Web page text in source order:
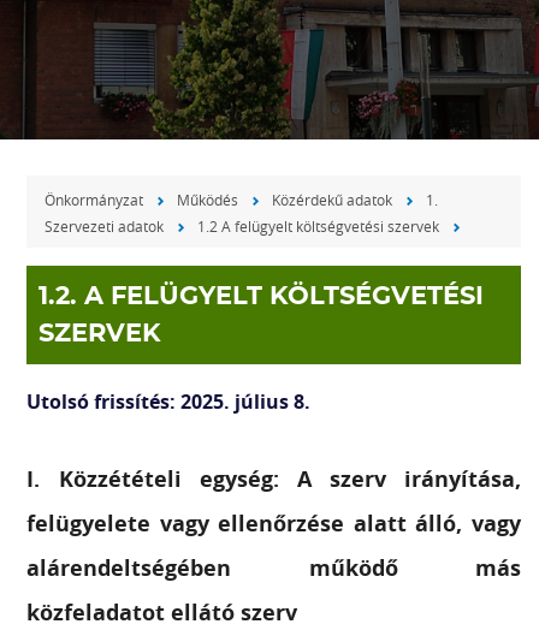
Önkormányzat Működés Közérdekű adatok
1.
Szervezeti adatok
1.2 A felügyelt költségvetési szervek
1.2. A FELÜGYELT KÖLTSÉGVETÉSI
SZERVEK
Utolsó frissítés: 2025. július 8.
I. Közzétételi egység: A szerv irányítása,
felügyelete vagy ellenőrzése alatt álló, vagy
alárendeltségében működő más
közfeladatot ellátó szerv